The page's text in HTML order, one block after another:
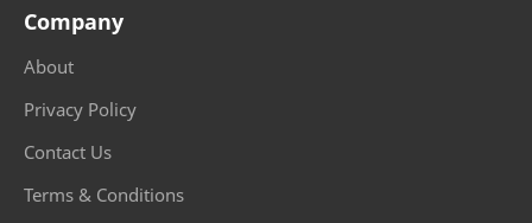
Company
About
Privacy Policy
Contact Us
Terms & Conditions